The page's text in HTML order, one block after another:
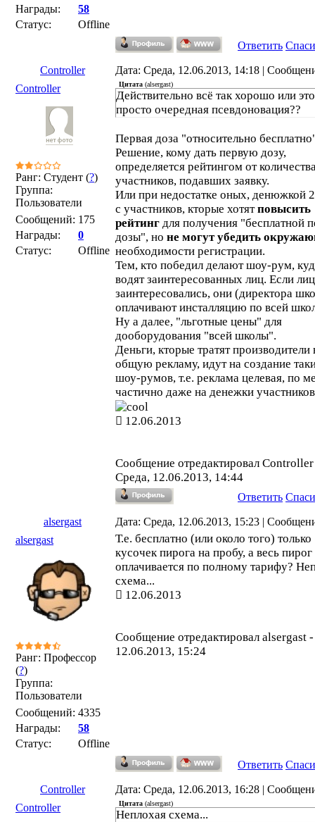
Награды:
58
Статус:
Offline
Ответить
Controller
Дата: Среда, 12.06.2013, 14:18 |
Controller
Ранг: Студент (?)
Группа:
Пользователи
Сообщений: 175
Награды:
0
Статус:
Offline
Цитата (alsergast)
Действительно всё так хорошо или это
просто очередная псевдоновация??
Первая доза "относительно
Решение, кому дать первую дозу,
определяется рейтингом от
участников, подавших заявку.
Или при недостатке оных, денюжкой
с участников, кторые хотятповысить
рейтинг для получения "бесплатной
дозы", но не могут убедить
необходимости регистрации.
Тем, кто победил делают шоу-рум,
водят заинтересованных лиц. Если
заинтересовались, они (директора
оплачивают инсталляцию по всей
Ну а далее, "льготные цены" для
дооборудования "всей школы".
Деньги, кторые тратят производители
общую рекламу, идут на создание
шоу-румов, т.е. реклама целевая, по
частично даже на денежки
12.06.2013
Сообщение отредактировал Controller
Среда, 12.06.2013, 14:44
Ответить
alsergast
Дата: Среда, 12.06.2013, 15:23 |
alsergast
Ранг: Профессор
(?)
Группа:
Пользователи
Сообщений: 4335
Награды:
58
Статус:
Offline
Т.е. бесплатно (или около того) только
кусочек пирога на пробу, а весь пирог
оплачивается по полному тарифу?
схема...
12.06.2013
Сообщение отредактировал alsergast
12.06.2013, 15:24
Ответить
Controller
Дата: Среда, 12.06.2013, 16:28 |
Controller
Цитата (alsergast)
Неплохая схема...